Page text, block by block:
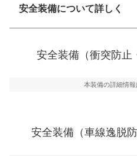
安全装備について詳しく
ーキアシスト、ABSな
車線逸脱防止
車線のはみだしやふら
安全装備（衝突防止
本装備の詳細情報
安全装備（車線逸脱